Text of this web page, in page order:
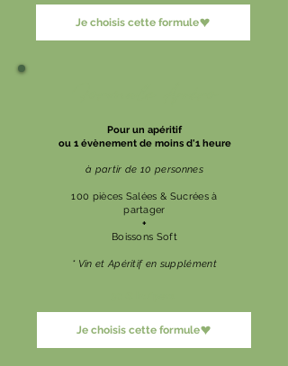
Je choisis cette formule
Pour un apéritif
ou 1 évènement de moins d'1 heure
à partir de 10 personnes
100 pièces Salées & Sucrées à
partager
+
Boissons Soft
* Vin et Apéritif en supplément
Je choisis cette formule